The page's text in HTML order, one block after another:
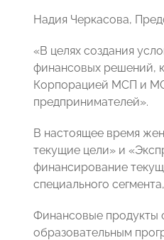
Надия Черкасова,
«В целях создания
финансовых решений,
Корпорацией МСП и
предпринимателей».
В настоящее время
текущие цели» и
финансирование
специального
Финансовые продукты
образовательным